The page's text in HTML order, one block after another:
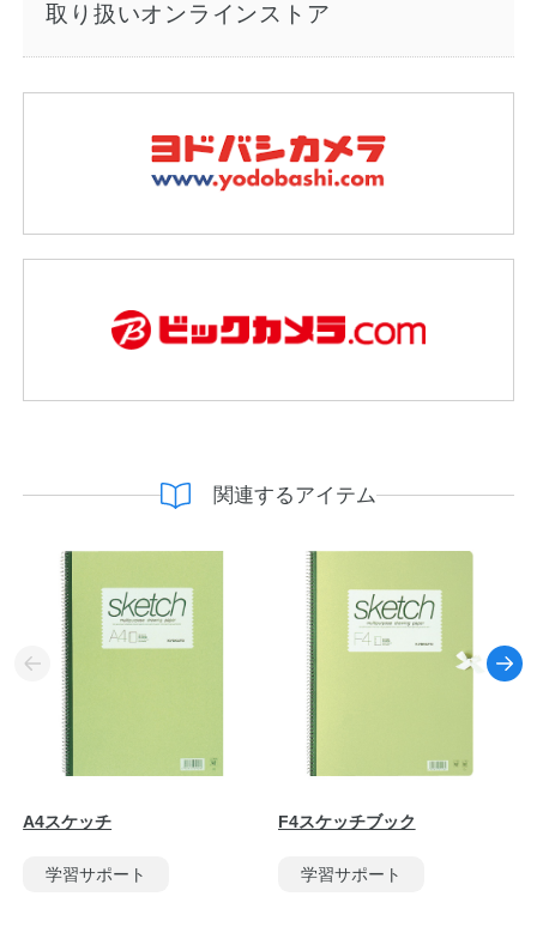
取り扱いオンラインストア
関連するアイテム
A4スケッチ
学習サポート
F4スケッチブック
学習サポート